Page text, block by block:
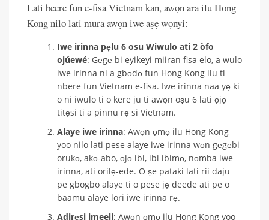
Lati beere fun e-fisa Vietnam kan, awọn ara ilu Hong
Kong nilo lati mura awọn iwe aṣẹ wọnyi:
Iwe irinna pẹlu 6 osu Wiwulo ati 2 òfo
ojúewé: Gẹgẹ bi eyikeyi miiran fisa elo, a wulo
iwe irinna ni a gbọdọ fun Hong Kong ilu ti
nbere fun Vietnam e-fisa. Iwe irinna naa yẹ ki
o ni iwulo ti o kere ju ti awọn oṣu 6 lati ọjọ
titẹsi ti a pinnu rẹ si Vietnam.
Alaye iwe irinna: Awọn ọmọ ilu Hong Kong
yoo nilo lati pese alaye iwe irinna wọn gẹgẹbi
orukọ, akọ-abo, ọjọ ibi, ibi ibimọ, nọmba iwe
irinna, ati orilẹ-ede. O ṣe pataki lati rii daju
pe gbogbo alaye ti o pese jẹ deede ati pe o
baamu alaye lori iwe irinna rẹ.
Adirẹsi imeeli: Awọn ọmọ ilu Hong Kong yoo